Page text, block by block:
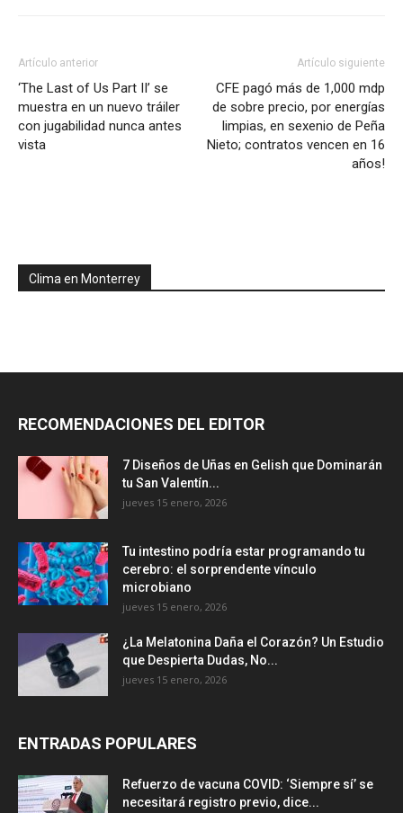
Artículo anterior
‘The Last of Us Part II’ se
muestra en un nuevo tráiler
con jugabilidad nunca antes
vista
Artículo siguiente
CFE pagó más de 1,000 mdp
de sobre precio, por energías
limpias, en sexenio de Peña
Nieto; contratos vencen en 16
años!
Clima en Monterrey
RECOMENDACIONES DEL EDITOR
7 Diseños de Uñas en Gelish que Dominarán
tu San Valentín...
jueves 15 enero, 2026
Tu intestino podría estar programando tu
cerebro: el sorprendente vínculo
microbiano
jueves 15 enero, 2026
¿La Melatonina Daña el Corazón? Un Estudio
que Despierta Dudas, No...
jueves 15 enero, 2026
ENTRADAS POPULARES
Refuerzo de vacuna COVID: ‘Siempre sí’ se
necesitará registro previo, dice...